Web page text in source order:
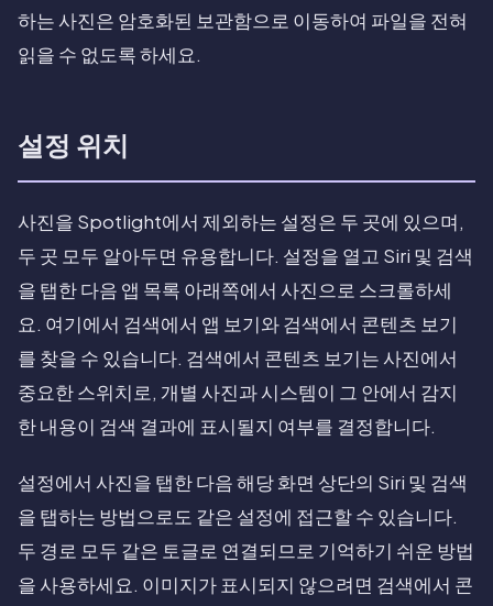
하는 사진은 암호화된 보관함으로 이동하여 파일을 전혀
읽을 수 없도록 하세요.
설정 위치
사진을 Spotlight에서 제외하는 설정은 두 곳에 있으며,
두 곳 모두 알아두면 유용합니다. 설정을 열고 Siri 및 검색
을 탭한 다음 앱 목록 아래쪽에서 사진으로 스크롤하세
요. 여기에서 검색에서 앱 보기와 검색에서 콘텐츠 보기
를 찾을 수 있습니다. 검색에서 콘텐츠 보기는 사진에서
중요한 스위치로, 개별 사진과 시스템이 그 안에서 감지
한 내용이 검색 결과에 표시될지 여부를 결정합니다.
설정에서 사진을 탭한 다음 해당 화면 상단의 Siri 및 검색
을 탭하는 방법으로도 같은 설정에 접근할 수 있습니다.
두 경로 모두 같은 토글로 연결되므로 기억하기 쉬운 방법
을 사용하세요. 이미지가 표시되지 않으려면 검색에서 콘